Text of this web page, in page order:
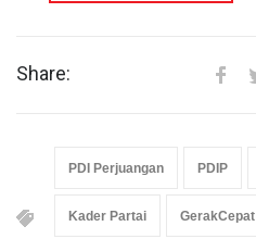
Share:
PDI Perjuangan PDIP
Kader Partai GerakCepat